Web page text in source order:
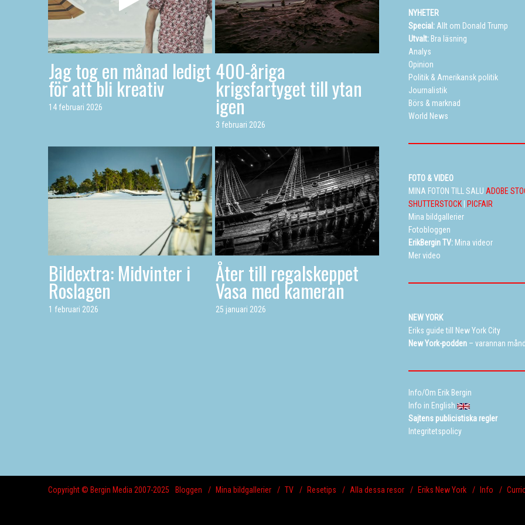
Jag tog en månad ledigt
för att bli kreativ
14 februari 2026
400-åriga
krigsfartyget till ytan
igen
3 februari 2026
Bildextra: Midvinter i
Roslagen
1 februari 2026
Åter till regalskeppet
Vasa med kameran
25 januari 2026
NYHETER
Special:Allt om Donald Trump
Utvalt: Bra läsning
Analys
Opinion
Politik &Amerikansk politik
Journalistik
Börs & marknad
World News
FOTO & VIDEO
MINA FOTON TILL SALU ADOBE
SHUTTERSTOCK
PICFAIR
Mina bildgallerier
Fotobloggen
ErikBergin TV: Mina videor
Mer video
NEW YORK
Eriks guide till New York City
New York-podden – varannan
Info/Om Erik Bergin
Info in English
Sajtens publicistiska regler
Integritetspolicy
Copyright © Bergin Media 2007-2025 Bloggen Mina bildgallerier TV Resetips Alla dessa resor Eriks New York Info